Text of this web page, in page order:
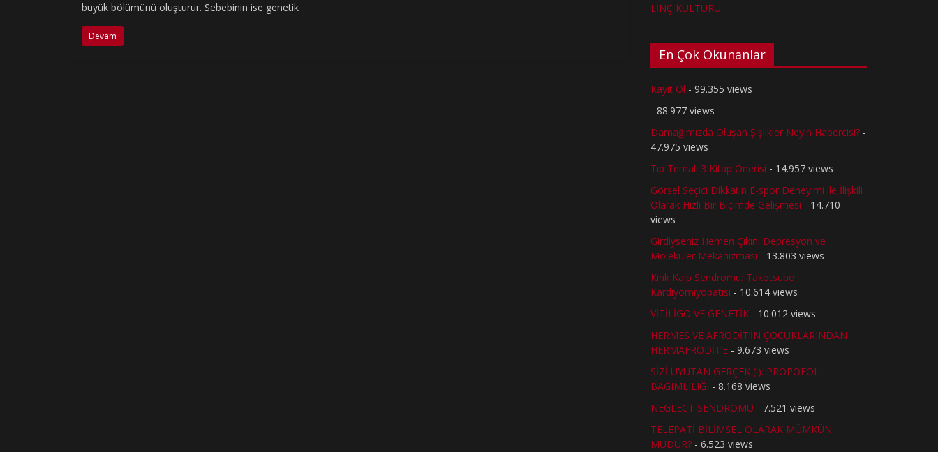
büyük bölümünü oluşturur. Sebebinin ise genetik
Devam
LİNÇ KÜLTÜRÜ
En Çok Okunanlar
Kayıt Ol - 99.355 views
- 88.977 views
Damağımızda Oluşan Şişlikler Neyin Habercisi? -
47.975 views
Tıp Temalı 3 Kitap Önerisi - 14.957 views
Görsel Seçici Dikkatin E-spor Deneyimi ile İlişkili
Olarak Hızlı Bir Biçimde Gelişmesi - 14.710
views
Girdiyseniz Hemen Çıkın! Depresyon ve
Moleküler Mekanizması - 13.803 views
Kırık Kalp Sendromu: Takotsubo
Kardiyomiyopatisi - 10.614 views
VİTİLİGO VE GENETİK - 10.012 views
HERMES VE AFRODİT’İN ÇOCUKLARINDAN
HERMAFRODİT’E - 9.673 views
SİZİ UYUTAN GERÇEK (!): PROPOFOL
BAĞIMLILIĞI - 8.168 views
NEGLECT SENDROMU - 7.521 views
TELEPATİ BİLİMSEL OLARAK MÜMKÜN
MÜDÜR? - 6.523 views